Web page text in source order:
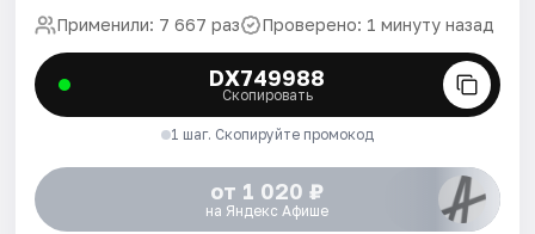
Применили: 7 667 раз Проверено: 1 минуту назад
DX749988
Скопировать
1 шаг. Скопируйте промокод
от 1 020 ₽
на Яндекс Афише